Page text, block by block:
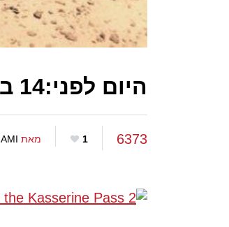
היום לפני:14 בפברואר 1943,קרב מעבר קסרין
6373
1 מאת AMI